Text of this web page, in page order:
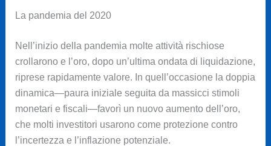
La pandemia del 2020
Nell’inizio della pandemia molte attività rischiose
crollarono e l’oro, dopo un’ultima ondata di liquidazione,
riprese rapidamente valore. In quell’occasione la doppia
dinamica—paura iniziale seguita da massicci stimoli
monetari e fiscali—favorì un nuovo aumento dell’oro,
che molti investitori usarono come protezione contro
l’incertezza e l’inflazione potenziale.